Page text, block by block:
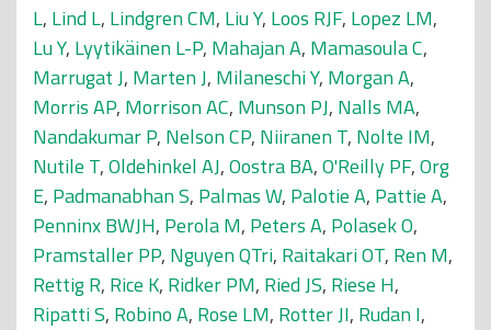
L, Lind L, Lindgren CM, Liu Y, Loos RJF, Lopez LM,
Lu Y, Lyytikäinen L-P, Mahajan A, Mamasoula C,
Marrugat J, Marten J, Milaneschi Y, Morgan A,
Morris AP, Morrison AC, Munson PJ, Nalls MA,
Nandakumar P, Nelson CP, Niiranen T, Nolte IM,
Nutile T,Oldehinkel AJ,Oostra BA,O'Reilly PF,Org
E, Padmanabhan S, Palmas W, Palotie A, Pattie A,
Penninx BWJH, Perola M, Peters A, Polasek O,
Pramstaller PP, Nguyen QTri, Raitakari OT, Ren M,
Rettig R, Rice K, Ridker PM, Ried JS, Riese H,
Ripatti S, Robino A, Rose LM, Rotter JI, Rudan I,